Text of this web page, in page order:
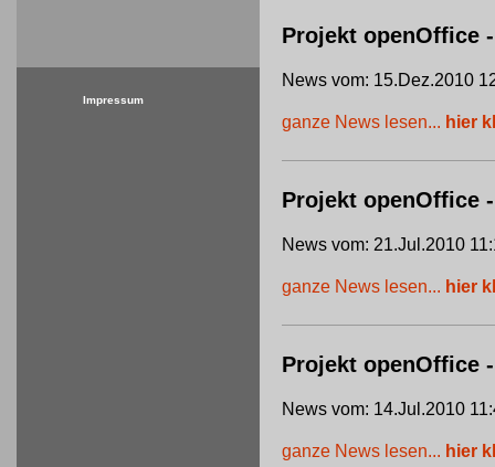
Projekt openOffice
News vom: 15.Dez.2010
ganze News lesen... hier
Projekt openOffice
News vom: 21.Jul.2010
ganze News lesen... hier
Projekt openOffice
News vom: 14.Jul.2010
ganze News lesen... hier
Impressum